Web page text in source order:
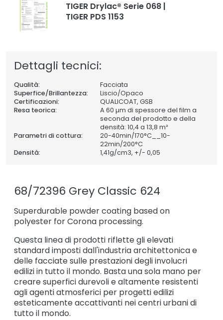
TIGER Drylac® Serie 068 |
TIGER PDS 1153
Dettagli tecnici:
Qualità:
Facciata
Superfice/Brillantezza:
Liscio/Opaco
Certificazioni:
QUALICOAT, GSB
Resa teorica:
A 60 µm di spessore del film a
seconda del prodotto e della
densità: 10,4 a 13,8 m²
Parametri di cottura:
20-40min/170°C__10-
22min/200°C
Densità:
1,41g/cm3, +/- 0,05
68/72396 Grey Classic 624
Superdurable powder coating based on
polyester for Corona processing.
Questa linea di prodotti riflette gli elevati
standard imposti dall'industria architettonica e
delle facciate sulle prestazioni degli involucri
edilizi in tutto il mondo. Basta una sola mano per
creare superfici durevoli e altamente resistenti
agli agenti atmosferici per progetti edilizi
esteticamente accattivanti nei centri urbani di
tutto il mondo.